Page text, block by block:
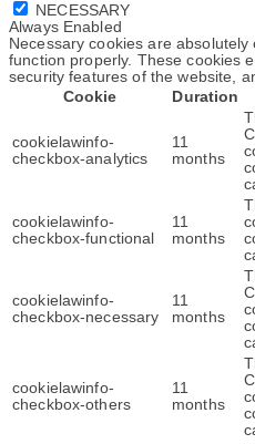
NECESSARY
Always Enabled
Necessary cookies are
function properly. These cookies
security features of the website,
Cookie
Duration
cookielawinfo-
checkbox-analytics
11
months
cookielawinfo-
checkbox-functional
11
months
cookielawinfo-
checkbox-necessary
11
months
cookielawinfo-
checkbox-others
11
months